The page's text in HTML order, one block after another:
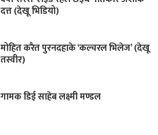
दत्त (देखू भिडियो)
मोहित करैत पुरनदहाके ‘कल्चरल भिलेज’ (देखू
तस्वीर)
गामक डिई साहेब लक्ष्मी मण्डल